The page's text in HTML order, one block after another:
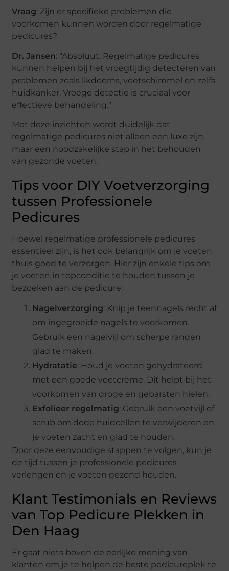
Vraag: Zijn er specifieke problemen die
voorkomen kunnen worden door regelmatige
pedicures?
Dr. Jansen: “Absoluut. Regelmatige pedicures
kunnen helpen bij het vroegtijdig detecteren van
problemen zoals likdoorns, voetschimmel en zelfs
huidkanker. Vroege detectie is cruciaal voor
effectieve behandeling.”
Met deze inzichten wordt duidelijk dat
regelmatige pedicures niet alleen een luxe zijn,
maar een noodzakelijke stap in het behouden
van gezonde voeten.
Tips voor DIY Voetverzorging
tussen Professionele
Pedicures
Hoewel regelmatige professionele pedicures
essentieel zijn, is het ook belangrijk om je voeten
thuis goed te verzorgen. Hier zijn enkele tips om
je voeten in topconditie te houden tussen je
bezoeken aan de pedicure:
Nagelverzorging: Knip je teennagels recht af
om ingegroeide nagels te voorkomen.
Gebruik een nagelvijl om scherpe randen
glad te maken.
Hydratatie: Houd je voeten gehydrateerd
met een goede voetcrème. Dit helpt bij het
voorkomen van droge en gebarsten hielen.
Exfolieer regelmatig: Gebruik een voetvijl of
scrub om dode huidcellen te verwijderen en
je voeten zacht en glad te houden.
Door deze eenvoudige stappen te volgen, kun je
de tijd tussen je professionele pedicures
verlengen en je voeten gezond houden.
Klant Testimonials en Reviews
van Top Pedicure Plekken in
Den Haag
Er gaat niets boven de eerlijke mening van
klanten om je te helpen de beste pedicureplek te